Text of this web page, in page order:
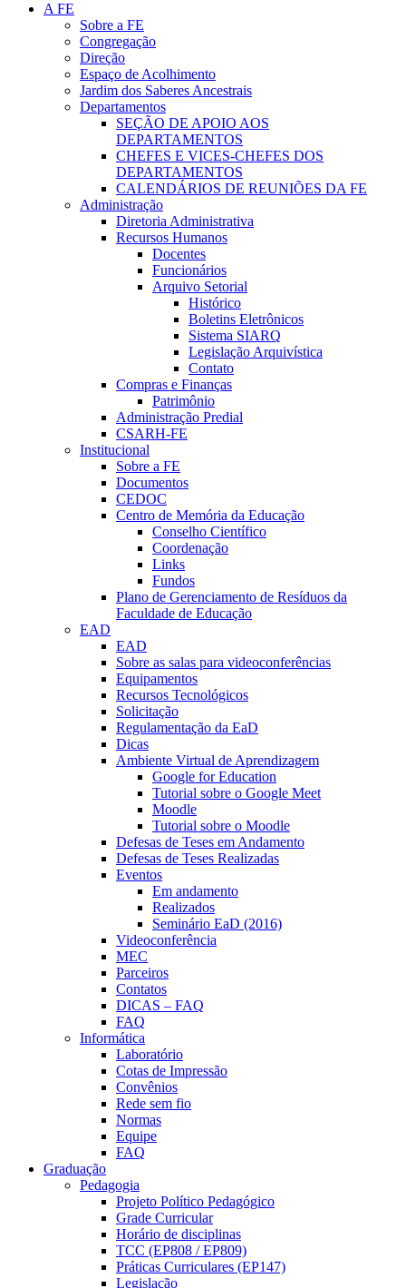
A FE
Sobre a FE
Congregação
Direção
Espaço de Acolhimento
Jardim dos Saberes Ancestrais
Departamentos
SEÇÃO DE APOIO AOS
DEPARTAMENTOS
CHEFES E VICES-CHEFES DOS
DEPARTAMENTOS
CALENDÁRIOS DE REUNIÕES DA FE
Administração
Diretoria Administrativa
Recursos Humanos
Docentes
Funcionários
Arquivo Setorial
Histórico
Boletins Eletrônicos
Sistema SIARQ
Legislação Arquivística
Contato
Compras e Finanças
Patrimônio
Administração Predial
CSARH-FE
Institucional
Sobre a FE
Documentos
CEDOC
Centro de Memória da Educação
Conselho Científico
Coordenação
Links
Fundos
Plano de Gerenciamento de Resíduos da
Faculdade de Educação
EAD
EAD
Sobre as salas para videoconferências
Equipamentos
Recursos Tecnológicos
Solicitação
Regulamentação da EaD
Dicas
Ambiente Virtual de Aprendizagem
Google for Education
Tutorial sobre o Google Meet
Moodle
Tutorial sobre o Moodle
Defesas de Teses em Andamento
Defesas de Teses Realizadas
Eventos
Em andamento
Realizados
Seminário EaD (2016)
Videoconferência
MEC
Parceiros
Contatos
DICAS – FAQ
FAQ
Informática
Laboratório
Cotas de Impressão
Convênios
Rede sem fio
Normas
Equipe
FAQ
Graduação
Pedagogia
Projeto Político Pedagógico
Grade Curricular
Horário de disciplinas
TCC (EP808 / EP809)
Práticas Curriculares (EP147)
Legislação